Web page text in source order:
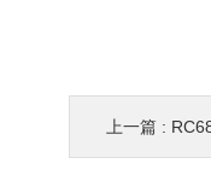
上一篇 :